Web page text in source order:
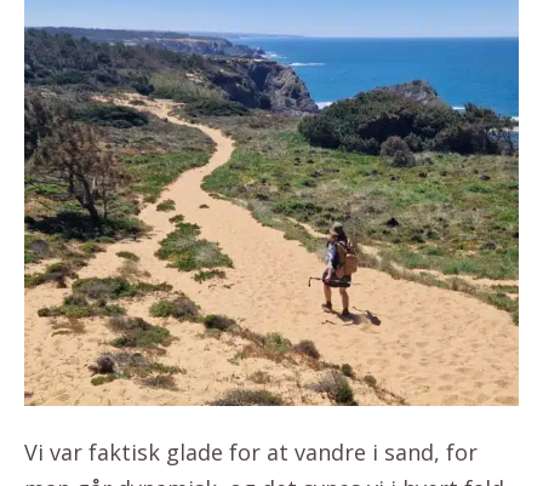
Vi var faktisk glade for at vandre i sand, for